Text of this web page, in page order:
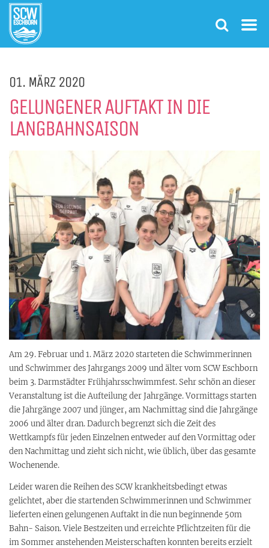
01. MÄRZ 2020
GELUNGENER AUFTAKT IN DIE
LANGBAHNSAISON
Am 29. Februar und 1. März 2020 starteten die Schwimmerinnen
und Schwimmer des Jahrgangs 2009 und älter vom SCW Eschborn
beim 3. Darmstädter Frühjahrsschwimmfest. Sehr schön an dieser
Veranstaltung ist die Aufteilung der Jahrgänge. Vormittags starten
die Jahrgänge 2007 und jünger, am Nachmittag sind die Jahrgänge
2006 und älter dran. Dadurch begrenzt sich die Zeit des
Wettkampfs für jeden Einzelnen entweder auf den Vormittag oder
den Nachmittag und zieht sich nicht, wie üblich, über das gesamte
Wochenende.
Leider waren die Reihen des SCW krankheitsbedingt etwas
gelichtet, aber die startenden Schwimmerinnen und Schwimmer
lieferten einen gelungenen Auftakt in die nun beginnende 50m
Bahn- Saison. Viele Bestzeiten und erreichte Pflichtzeiten für die
im Sommer anstehenden Meisterschaften konnten bereits erzielt